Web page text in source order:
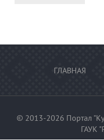
ГЛАВНАЯ
© 2013-2026 Портал
ГАУК